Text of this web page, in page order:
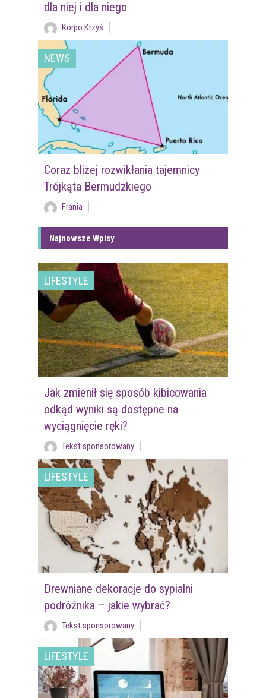
dla niej i dla niego
Korpo Krzyś
NEWS
Coraz bliżej rozwikłania tajemnicy
Trójkąta Bermudzkiego
Frania
Najnowsze Wpisy
LIFESTYLE
Jak zmienił się sposób kibicowania
odkąd wyniki są dostępne na
wyciągnięcie ręki?
Tekst sponsorowany
LIFESTYLE
Drewniane dekoracje do sypialni
podróżnika – jakie wybrać?
Tekst sponsorowany
LIFESTYLE